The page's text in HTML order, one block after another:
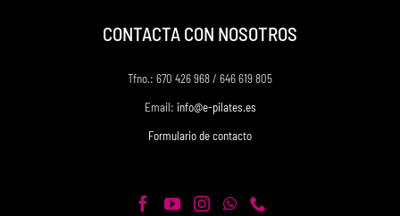
CONTACTA CON NOSOTROS
Tfno.: 670 426 968 / 646 619 805
Email: info@e-pilates.es
Formulario de contacto